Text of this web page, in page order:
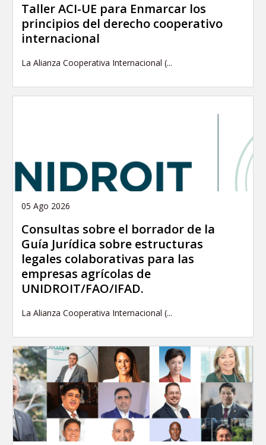
Taller ACI-UE para Enmarcar los
principios del derecho cooperativo
internacional
La Alianza Cooperativa Internacional (...
05 Ago 2026
Consultas sobre el borrador de la
Guía Jurídica sobre estructuras
legales colaborativas para las
empresas agrícolas de
UNIDROIT/FAO/IFAD.
La Alianza Cooperativa Internacional (...